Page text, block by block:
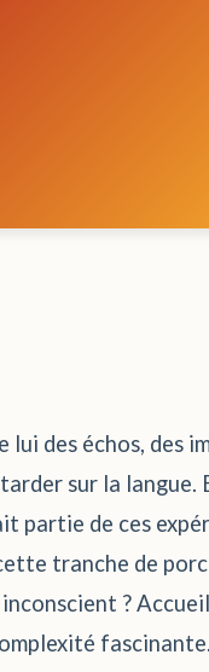
des échos, des
sur la langue.
partie de ces
tranche de
?
fascinante.